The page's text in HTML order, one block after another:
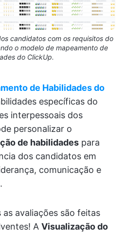
candidatos com os requisitos do
o modelo de mapeamento de
do ClickUp.
de Habilidades do
específicas do
interpessoais dos
personalizar o
de habilidades para
dos candidatos em
comunicação e
avaliações são feitas
A Visualização do